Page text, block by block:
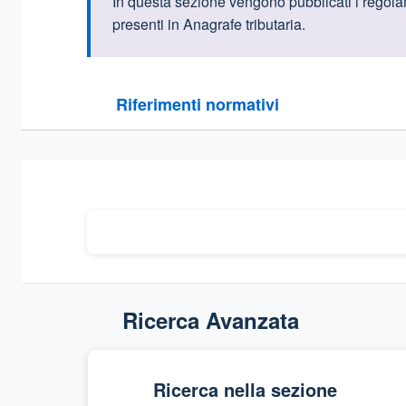
presenti in Anagrafe tributaria.
Riferimenti normativi
Sezione compressa
Ricerca Avanzata
Ricerca nella sezione